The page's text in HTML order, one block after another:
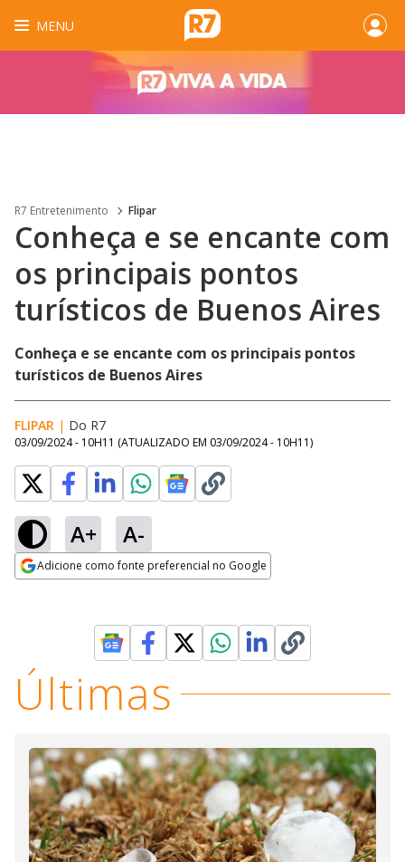
MENU
R7 Entretenimento Flipar
Conheça e se encante com
os principais pontos
turísticos de Buenos Aires
Conheça e se encante com os principais pontos
turísticos de Buenos Aires
FLIPAR | Do R7
03/09/2024 - 10H11 (ATUALIZADO EM 03/09/2024 - 10H11)
A+ A-
Adicione como fonte preferencial no Google
Últimas